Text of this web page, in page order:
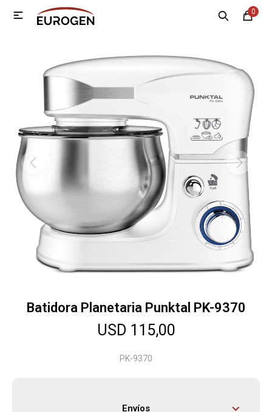
0

Batidora Planetaria Punktal PK-9370
USD 115,00
PK-9370
Envíos
MI CUENTA
Electrodomésticos
Tecnología
Climatización
Motos
Bicicletas
Herramientas